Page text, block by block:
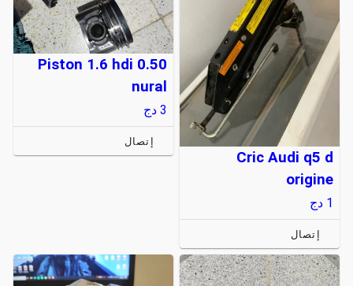
Cric Audi q5 d
origine
1 دج
إتصال
Piston 1.6 hdi 0.50
nural
3 دج
إتصال